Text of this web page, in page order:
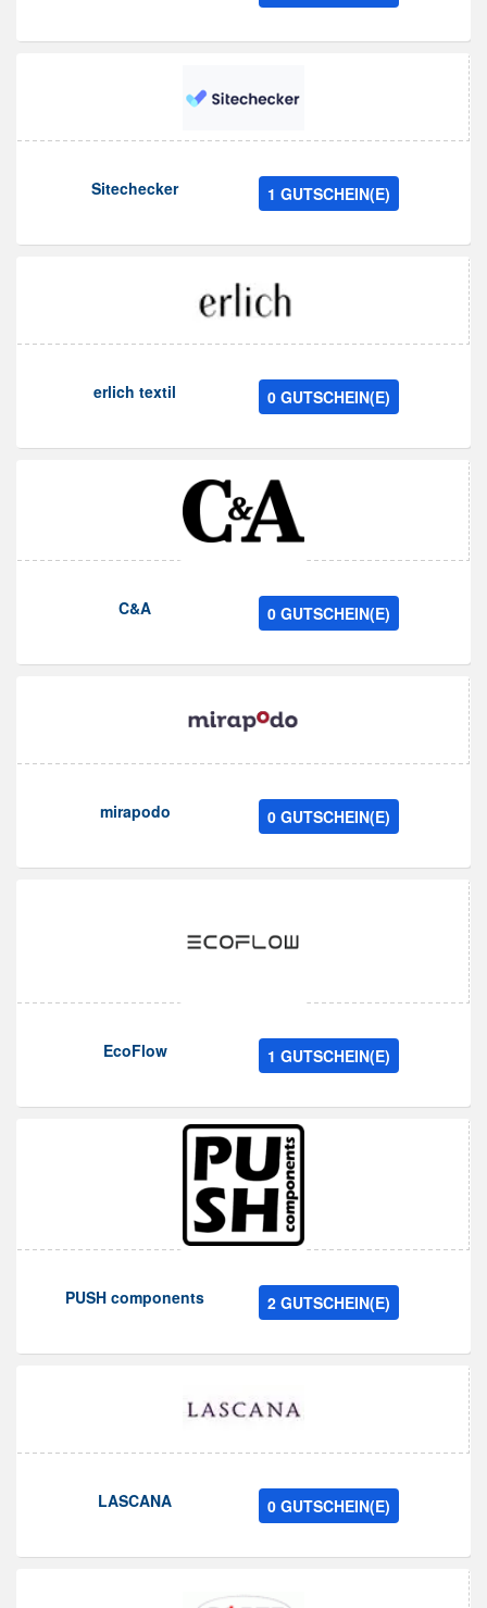
Sitechecker 1 GUTSCHEIN(E)
erlich textil 0 GUTSCHEIN(E)
C&A 0 GUTSCHEIN(E)
mirapodo 0 GUTSCHEIN(E)
EcoFlow 1 GUTSCHEIN(E)
PUSH components 2 GUTSCHEIN(E)
LASCANA 0 GUTSCHEIN(E)